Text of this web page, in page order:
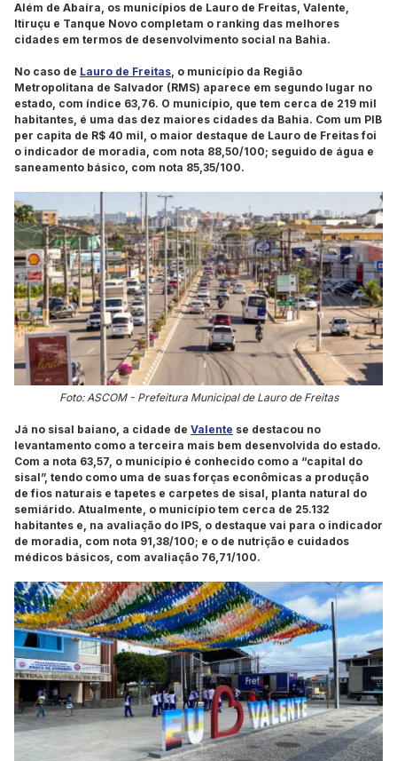
Além de Abaíra, os municípios de Lauro de Freitas, Valente,
Itiruçu e Tanque Novo completam o ranking das melhores
cidades em termos de desenvolvimento social na Bahia.
No caso de Lauro de Freitas, o município da Região
Metropolitana de Salvador (RMS) aparece em segundo lugar no
estado, com índice 63,76. O município, que tem cerca de 219 mil
habitantes, é uma das dez maiores cidades da Bahia. Com um PIB
per capita de R$ 40 mil, o maior destaque de Lauro de Freitas foi
o indicador de moradia, com nota 88,50/100; seguido de água e
saneamento básico, com nota 85,35/100.
Foto: ASCOM - Prefeitura Municipal de Lauro de Freitas
Já no sisal baiano, a cidade de Valente se destacou no
levantamento como a terceira mais bem desenvolvida do estado.
Com a nota 63,57, o município é conhecido como a “capital do
sisal”, tendo como uma de suas forças econômicas a produção
de fios naturais e tapetes e carpetes de sisal, planta natural do
semiárido. Atualmente, o município tem cerca de 25.132
habitantes e, na avaliação do IPS, o destaque vai para o indicador
de moradia, com nota 91,38/100; e o de nutrição e cuidados
médicos básicos, com avaliação 76,71/100.